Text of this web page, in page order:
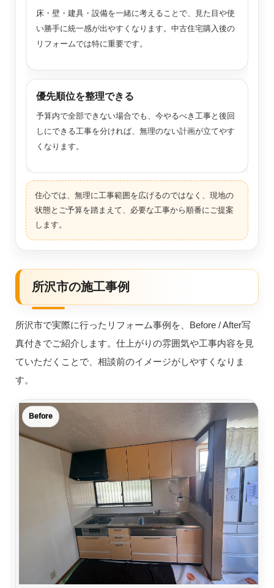
床・壁・建具・設備を一緒に考えることで、見た目や使
い勝手に統一感が出やすくなります。中古住宅購入後の
リフォームでは特に重要です。
優先順位を整理できる
予算内で全部できない場合でも、今やるべき工事と後回
しにできる工事を分ければ、無理のない計画が立てやす
くなります。
住心では、無理に工事範囲を広げるのではなく、現地の
状態とご予算を踏まえて、必要な工事から順番にご提案
します。
所沢市の施工事例
所沢市で実際に行ったリフォーム事例を、Before / After写
真付きでご紹介します。仕上がりの雰囲気や工事内容を見
ていただくことで、相談前のイメージがしやすくなりま
す。
Before